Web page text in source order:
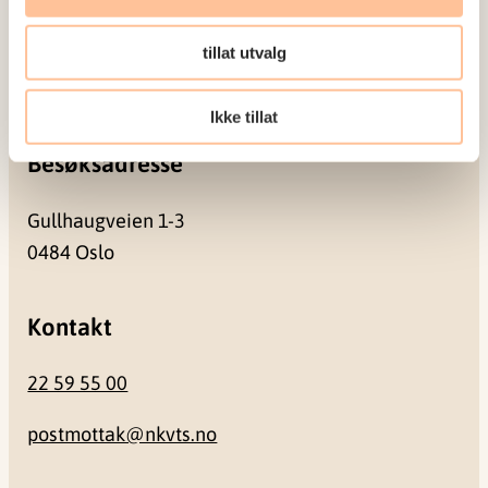
tillat utvalg
Ikke tillat
0409 Oslo
Besøksadresse
Gullhaugveien 1-3
0484 Oslo
Kontakt
22 59 55 00
postmottak@nkvts.no